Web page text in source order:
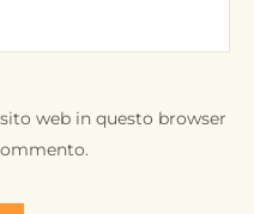
web in questo browser